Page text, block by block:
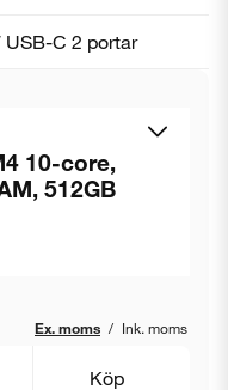
USB-C 2 portar
10-core,
512GB
Ex. moms / Ink. moms
Köp